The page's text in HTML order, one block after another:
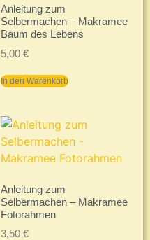
Anleitung zum
Selbermachen – Makramee
Baum des Lebens
5,00 €
In den Warenkorb
Anleitung zum
Selbermachen – Makramee
Fotorahmen
3,50 €